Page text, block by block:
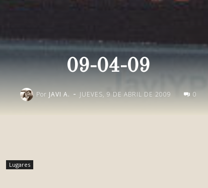
09-04-09
Por JAVI A. - JUEVES, 9 DE ABRIL DE 2009 0
Lugares